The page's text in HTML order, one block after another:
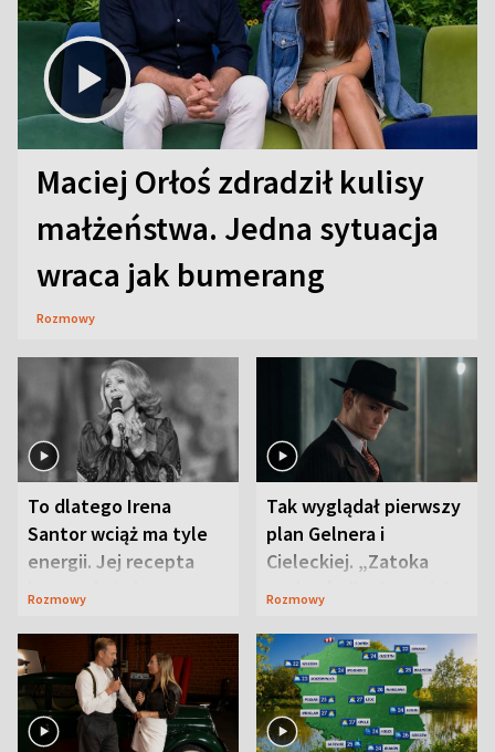
Maciej Orłoś zdradził kulisy
małżeństwa. Jedna sytuacja
wraca jak bumerang
Rozmowy
To dlatego Irena
Santor wciąż ma tyle
energii. Jej recepta
jest zaskakująco
Rozmowy
Tak wyglądał pierwszy
plan Gelnera i
Cieleckiej. „Zatoka
szpiegów” od razu ich
Rozmowy